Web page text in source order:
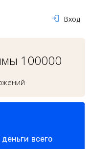
Вход
100000